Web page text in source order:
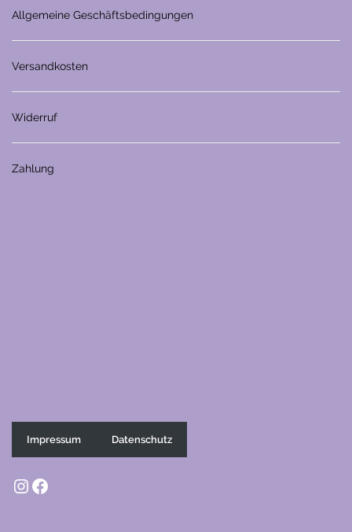
Allgemeine Geschäftsbedingungen
Versandkosten
Widerruf
Zahlung
Impressum Datenschutz
Instagram
Facebook